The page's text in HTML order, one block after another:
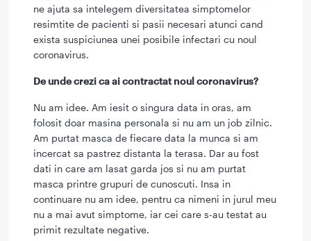
ne ajuta sa intelegem diversitatea simptomelor
resimtite de pacienti si pasii necesari atunci cand
exista suspiciunea unei posibile infectari cu noul
coronavirus.
De unde crezi ca ai contractat noul coronavirus?
Nu am idee. Am iesit o singura data in oras, am
folosit doar masina personala si nu am un job zilnic.
Am purtat masca de fiecare data la munca si am
incercat sa pastrez distanta la terasa. Dar au fost
dati in care am lasat garda jos si nu am purtat
masca printre grupuri de cunoscuti. Insa in
continuare nu am idee, pentru ca nimeni in jurul meu
nu a mai avut simptome, iar cei care s-au testat au
primit rezultate negative.